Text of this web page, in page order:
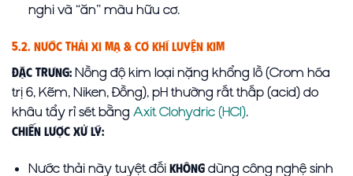
nghi và “ăn” màu hữu cơ.
5.2. Nước Thải Xi Mạ & Cơ Khí Luyện Kim
Đặc trưng: Nồng độ kim loại nặng khổng lồ (Crom hóa
trị 6, Kẽm, Niken, Đồng), pH thường rất thấp (acid) do
khâu tẩy rỉ sét bằng Axit Clohydric (HCl).
Chiến lược xử lý:
Nước thải này tuyệt đối KHÔNGdùng công nghệ sinh